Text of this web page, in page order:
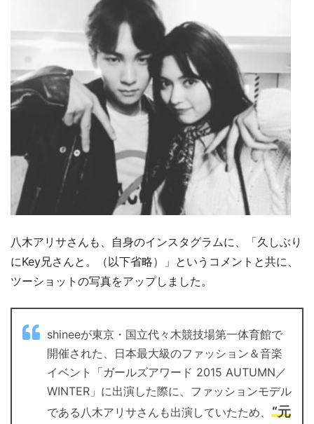
八木アリサさんも、自身のインスタグラムに、「久しぶり
にKey兄さんと。（以下省略）」というコメントと共に、
ツーショットの写真をアップしました。
shineeが東京・国立代々木競技場第一体育館で
開催された、日本最大級のファッション＆音楽
イベント「ガールズアワード 2015 AUTUMN／
WINTER」に出演した際に、ファッションモデル
である八木アリサさんも出演していたため、 “元